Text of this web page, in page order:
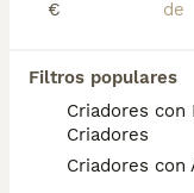
€
Filtros populares
Criadores
Criadores
Criadores con
Pastor Belga Malinois
Sexo